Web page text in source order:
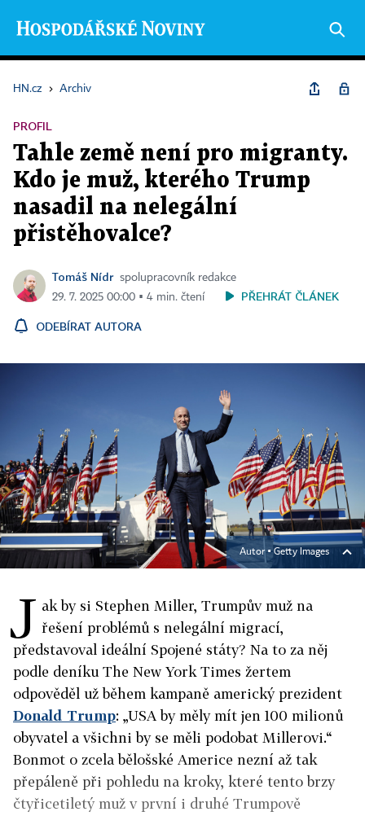
HN.cz › Archiv
PROFIL
Tahle země není pro migranty.
Kdo je muž, kterého Trump
nasadil na nelegální
přistěhovalce?
Tomáš Nídr spolupracovník redakce
29. 7. 2025 00:00 ▪ 4 min. čtení
PŘEHRÁT ČLÁNEK
ODEBÍRAT AUTORA
Autor ▪Getty Images
J ak by si Stephen Miller, Trumpův muž na
řešení problémů s nelegální migrací,
představoval ideální Spojené státy? Na to za něj
podle deníku The New York Times žertem
odpověděl už během kampaně americký prezident
Donald Trump: „USA by měly mít jen 100 milionů
obyvatel a všichni by se měli podobat Millerovi.“
Bonmot o zcela bělošské Americe nezní až tak
přepáleně při pohledu na kroky, které tento brzy
čtyřicetiletý muž v první i druhé Trumpově